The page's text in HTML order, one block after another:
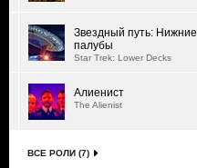
Звездный путь: Нижние
палубы
Star Trek: Lower Decks
Алиенист
The Alienist
ВСЕ РОЛИ (7)